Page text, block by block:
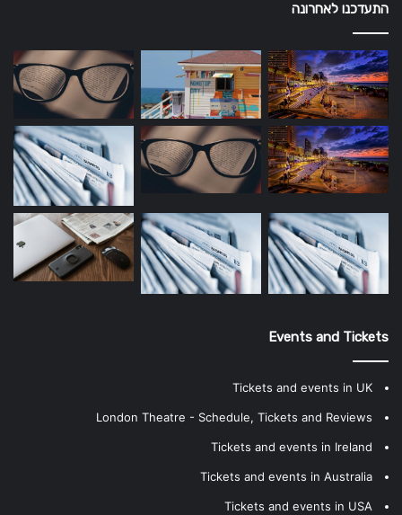
התעדכנו לאחרונה
Events and Tickets
Tickets and events in UK
London Theatre - Schedule, Tickets and Reviews
Tickets and events in Ireland
Tickets and events in Australia
Tickets and events in USA